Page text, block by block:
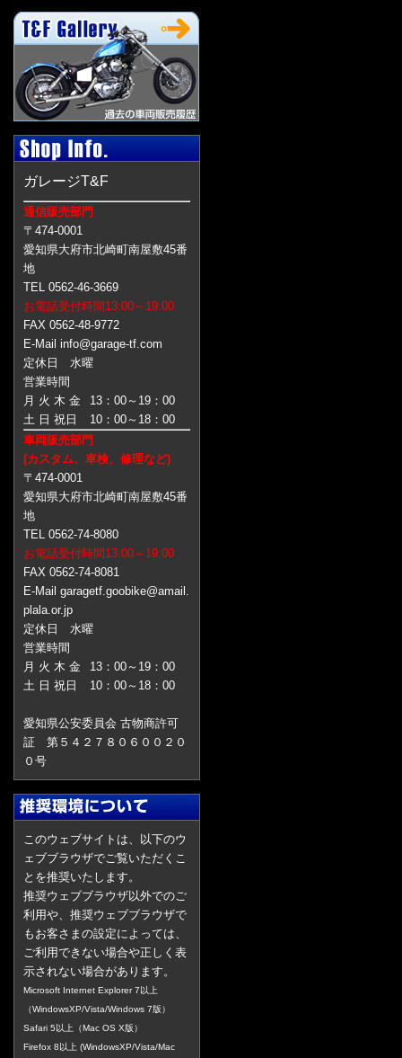
ガレージT&F
通信販売部門
〒474-0001
愛知県大府市北崎町南屋敷45番
地
TEL 0562-46-3669
お電話受付時間13:00～19:00
FAX 0562-48-9772
E-Mail info@garage-tf.com
定休日 水曜
営業時間
月 火 木 金
13：00～19：00
土 日 祝日
10：00～18：00
車両販売部門
(カスタム、車検、修理など)
〒474-0001
愛知県大府市北崎町南屋敷45番
地
TEL 0562-74-8080
お電話受付時間13:00～19:00
FAX 0562-74-8081
E-Mail garagetf.goobike@amail.
plala.or.jp
定休日 水曜
営業時間
月 火 木 金
13：00～19：00
土 日 祝日
10：00～18：00
愛知県公安委員会 古物商許可
証 第５４２７８０６００２０
０号
このウェブサイトは、以下のウ
ェブブラウザでご覧いただくこ
とを推奨いたします。
推奨ウェブブラウザ以外でのご
利用や、推奨ウェブブラウザで
もお客さまの設定によっては、
ご利用できない場合や正しく表
示されない場合があります。
Microsoft Internet Explorer 7以上
（WindowsXP/Vista/Windows 7版）
Safari 5以上（Mac OS X版）
Firefox 8以上 (WindowsXP/Vista/Mac